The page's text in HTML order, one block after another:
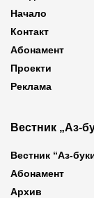
Начало
Контакт
Абонамент
Проекти
Реклама
Вестник „Аз-
Вестник “Аз-
Абонамент
Архив